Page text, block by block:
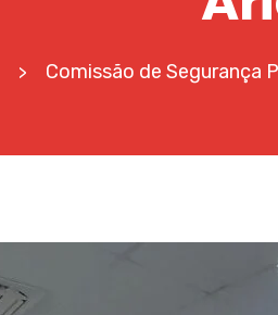
> Comissão de Segurança